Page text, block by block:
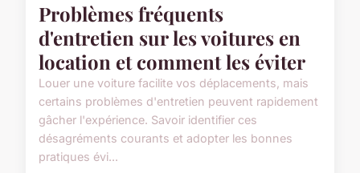
Problèmes fréquents
d'entretien sur les voitures en
location et comment les éviter
Louer une voiture facilite vos déplacements, mais
certains problèmes d'entretien peuvent rapidement
gâcher l'expérience. Savoir identifier ces
désagréments courants et adopter les bonnes
pratiques évi...